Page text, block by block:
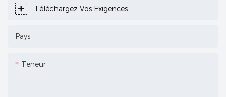
Téléchargez Vos Exigences
Pays
Teneur